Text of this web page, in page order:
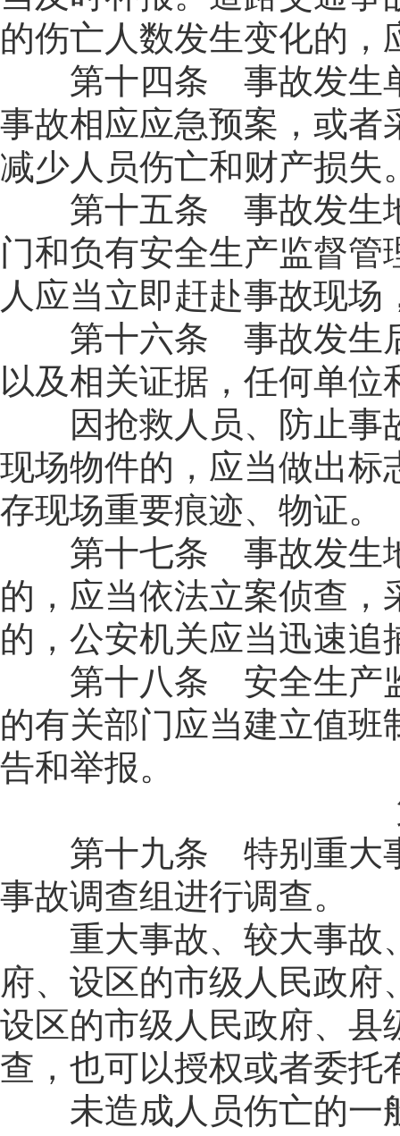
的伤亡人数发生变化的，
第十四条 事故发生单
事故相应应急预案，或
减少人员伤亡和财产损失
第十五条 事故发生地
门和负有安全生产监督
人应当立即赶赴事故现
第十六条 事故发生后
以及相关证据，任何单
因抢救人员、防止事
现场物件的，应当做出
存现场重要痕迹、物证。
第十七条 事故发生地
的，应当依法立案侦查
的，公安机关应当迅速追
第十八条 安全生产监
的有关部门应当建立值
告和举报。
第十九条 特别重大事
事故调查组进行调查。
重大事故、较大事故
府、设区的市级人民政
设区的市级人民政府、
查，也可以授权或者委
未造成人员伤亡的一